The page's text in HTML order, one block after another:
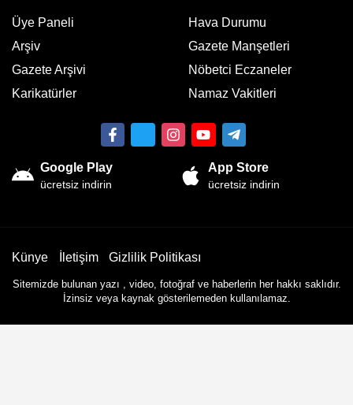
Üye Paneli
Arşiv
Gazete Arşivi
Karikatürler
Hava Durumu
Gazete Manşetleri
Nöbetci Eczaneler
Namaz Vakitleri
Google Play
ücretsiz indirin
App Store
ücretsiz indirin
Künye İletişim Gizlilik Politikası
Sitemizde bulunan yazı , video, fotoğraf ve haberlerin her hakkı saklıdır.
İzinsiz veya kaynak gösterilemeden kullanılamaz.